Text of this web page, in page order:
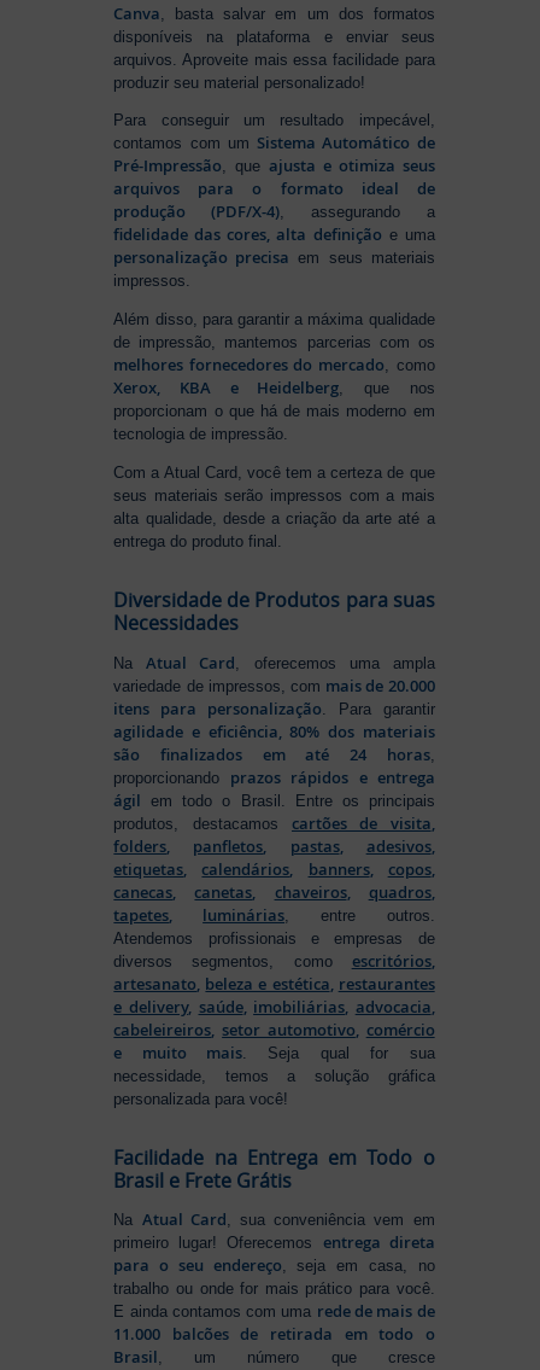
Canva , basta salvar em um dos formatos
disponíveis na plataforma e enviar seus
arquivos. Aproveite mais essa facilidade para
produzir seu material personalizado!
Para conseguir um resultado impecável,
contamos com um Sistema Automático de
Pré-Impressão, queajusta e otimiza seus
arquivos para o formato ideal de
produção (PDF/X-4), assegurando a
fidelidade das cores, alta definição e uma
personalização precisa em seus materiais
impressos.
Além disso, para garantir a máxima qualidade
de impressão, mantemos parcerias com os
melhores fornecedores do mercado, como
Xerox, KBA e Heidelberg, que nos
proporcionam o que há de mais moderno em
tecnologia de impressão.
Com a Atual Card, você tem a certeza de que
seus materiais serão impressos com a mais
alta qualidade, desde a criação da arte até a
entrega do produto final.
Diversidade de Produtos para suas
Necessidades
NaAtual Card , oferecemos uma ampla
variedade de impressos, com mais de 20.000
itens para personalização . Para garantir
agilidade e eficiência, 80% dos materiais
são finalizados em até 24 horas,
proporcionando prazos rápidos e entrega
ágil em todo o Brasil. Entre os principais
produtos, destacamos cartões de visita,
folders, panfletos, pastas, adesivos,
etiquetas,calendários, banners, copos,
canecas,canetas, chaveiros, quadros,
tapetes, luminárias , entre outros.
Atendemos profissionais e empresas de
diversos segmentos, como escritórios,
artesanato, beleza e estética, restaurantes
e delivery, saúde, imobiliárias, advocacia,
cabeleireiros, setor automotivo, comércio
e muito mais . Seja qual for sua
necessidade, temos a solução gráfica
personalizada para você!
Facilidade na Entrega em Todo o
Brasil e Frete Grátis
Na Atual Card, sua conveniência vem em
primeiro lugar! Oferecemos entrega direta
para o seu endereço, seja em casa, no
trabalho ou onde for mais prático para você.
E ainda contamos com uma rede de mais de
11.000 balcões de retirada em todo o
Brasil, um número que cresce